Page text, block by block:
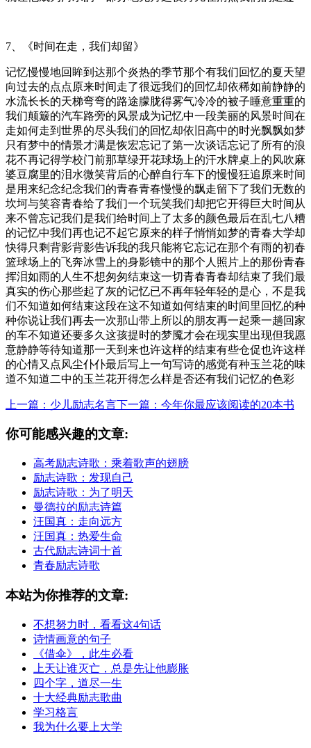
7、《时间在走，我们却留》
记忆慢慢地回眸到达那个炎热的季节那个有我们回忆的夏天望
向过去的点点原来时间走了很远我们的回忆却依稀如前静静的
水流长长的天梯弯弯的路途朦胧得雾气冷冷的被子睡意重重的
我们颠簸的汽车路旁的风景成为记忆中一段美丽的风景时间在
走如何走到世界的尽头我们的回忆却依旧高中的时光飘飘如梦
只有梦中的情景才满是恢宏忘记了第一次谈话忘记了所有的浪
花不再记得学校门前那草绿开花球场上的汗水牌桌上的风吹麻
婆豆腐里的泪水微笑背后的心醉自行车下的慢慢狂追原来时间
是用来纪念纪念我们的青春青春慢慢的飘走留下了我们无数的
坎坷与笑容青春给了我们一个玩笑我们却把它开得巨大时间从
来不曾忘记我们是我们给时间上了太多的颜色最后在乱七八糟
的记忆中我们再也记不起它原来的样子悄悄如梦的青春大学却
快得只剩背影背影告诉我的我只能将它忘记在那个有雨的初春
篮球场上的飞奔冰雪上的身影镜中的那个人照片上的那份青春
挥泪如雨的人生不想匆匆结束这一切青春青春却结束了我们最
真实的伤心那些起了灰的记忆已不再年轻年轻的是心，不是我
们不知道如何结束这段在这不知道如何结束的时间里回忆的种
种你说让我们再去一次那山带上所以的朋友再一起乘一趟回家
的车不知道还要多久这孩提时的梦魇才会在现实里出现但我愿
意静静等待知道那一天到来也许这样的结束有些仓促也许这样
的心情又点风尘仆仆最后写上一句写诗的感觉有种玉兰花的味
道不知道二中的玉兰花开得怎么样是否还有我们记忆的色彩
上一篇：少儿励志名言下一篇：今年你最应该阅读的20本书
你可能感兴趣的文章:
高考励志诗歌：乘着歌声的翅膀
励志诗歌：发现自己
励志诗歌：为了明天
曼德拉的励志诗篇
汪国真：走向远方
汪国真：热爱生命
古代励志诗词十首
青春励志诗歌
本站为你推荐的文章:
不想努力时，看看这4句话
诗情画意的句子
《借伞》，此生必看
上天让谁灭亡，总是先让他膨胀
四个字，道尽一生
十大经典励志歌曲
学习格言
我为什么要上大学